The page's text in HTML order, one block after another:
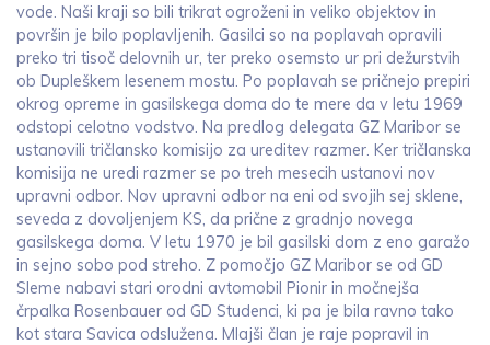
vode. Naši kraji so bili trikrat ogroženi in veliko objektov in
površin je bilo poplavljenih. Gasilci so na poplavah opravili
preko tri tisoč delovnih ur, ter preko osemsto ur pri dežurstvih
ob Dupleškem lesenem mostu. Po poplavah se pričnejo prepiri
okrog opreme in gasilskega doma do te mere da v letu 1969
odstopi celotno vodstvo. Na predlog delegata GZ Maribor se
ustanovili tričlansko komisijo za ureditev razmer. Ker tričlanska
komisija ne uredi razmer se po treh mesecih ustanovi nov
upravni odbor. Nov upravni odbor na eni od svojih sej sklene,
seveda z dovoljenjem KS, da prične z gradnjo novega
gasilskega doma. V letu 1970 je bil gasilski dom z eno garažo
in sejno sobo pod streho. Z pomočjo GZ Maribor se od GD
Sleme nabavi stari orodni avtomobil Pionir in močnejša
črpalka Rosenbauer od GD Studenci, ki pa je bila ravno tako
kot stara Savica odslužena. Mlajši član je raje popravil in